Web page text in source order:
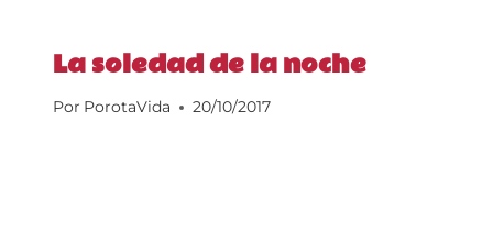
La soledad de la noche
Por PorotaVida 20/10/2017